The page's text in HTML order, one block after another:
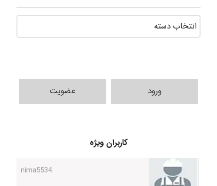
ورود عضویت
کاربران ویژه
ABOALFZAL ZAREI